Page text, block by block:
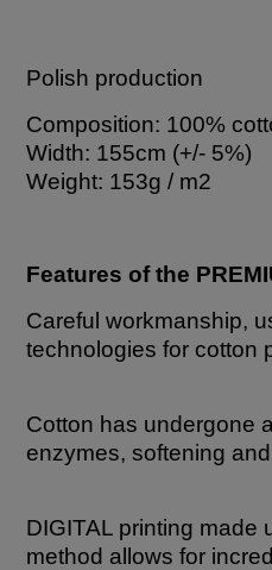
Polish production
Composition: 100%
Width: 155cm (+/- 5%)
Weight: 153g / m2
Features of the
Careful workmanship,
technologies for cotton
Cotton has undergone
enzymes, softening
DIGITAL printing made
method allows for